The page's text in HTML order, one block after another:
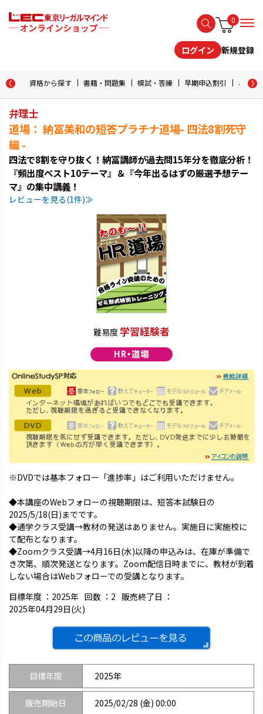
0
ログイン 新規登録
資格から探す 書籍・問題集 模試・答練 早期申込割引 おため
弁理士
道場： 納冨美和の短答プラチナ道場- 四法8割死守
編 -
四法で8割を守り抜く！納冨講師が過去問15年分を徹底分析！
『頻出度ベスト10テーマ』＆『今年出るはずの厳選予想テー
マ』の集中講義！
レビューを見る(1件)≫
難易度学習経験者
※DVDでは基本フォロー「進捗率」はご利用いただけません。
◆本講座のWebフォローの視聴期限は、短答本試験日の
2025/5/18(日)までです。
◆通学クラス受講→教材の発送はありません。実施日に実施校に
て配布となります。
◆Zoomクラス受講→4月16日(水)以降の申込みは、在庫が準備で
き次第、順次発送となります。Zoom配信日時までに、教材が到着
しない場合はWebフォローでの受講となります。
目標年度 ： 2025年 回数 ： 2 販売終了日 ：
2025年04月29日(火)
目標年度 2025年
販売開始日
2025/02/28 (金) 00:00